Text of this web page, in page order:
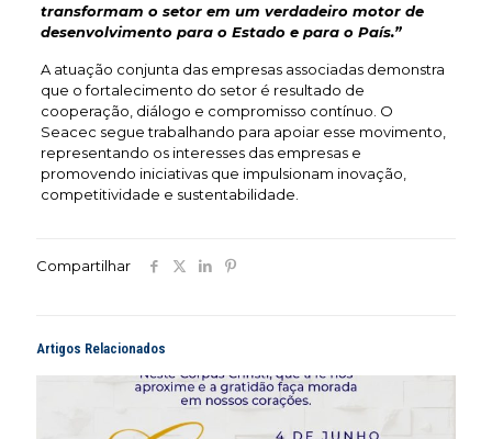
transformam o setor em um verdadeiro motor de
desenvolvimento para o Estado e para o País.”
A atuação conjunta das empresas associadas demonstra
que o fortalecimento do setor é resultado de
cooperação, diálogo e compromisso contínuo. O
Seacec segue trabalhando para apoiar esse movimento,
representando os interesses das empresas e
promovendo iniciativas que impulsionam inovação,
competitividade e sustentabilidade.
Compartilhar
Artigos Relacionados